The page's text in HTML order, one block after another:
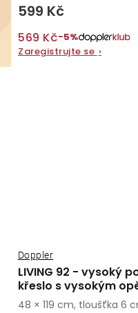
599 Kč
569 Kč−5%
Zaregistrujte se ›
LIVING 92 - vysoký
křeslo s vysokým
Doppler
48 × 119 cm, tloušťka 6